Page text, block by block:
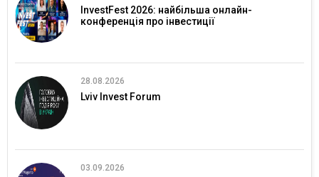
InvestFest 2026: найбільша онлайн-
конференція про інвестиції
28.08.2026
Lviv Invest Forum
03.09.2026